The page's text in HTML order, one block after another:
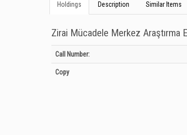
Holdings Description Similar Items
Zirai Mücadele Merkez
Holdings details from Zirai Mücadele Merkez
Call Number:
Copy